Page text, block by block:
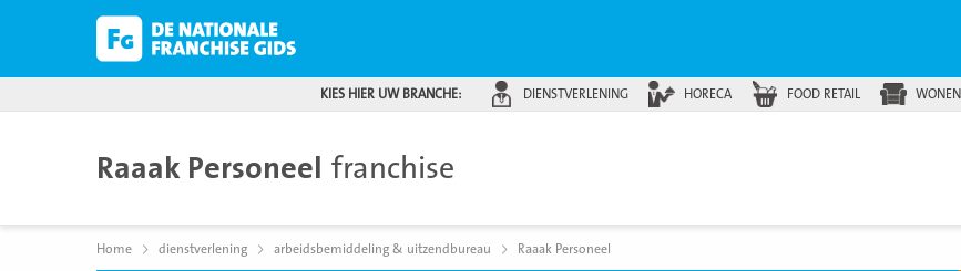
KIES HIER UW BRANCHE: DIENSTVERLENING HORECA FOOD RETAIL WONEN
Raaak Personeel franchise
Home dienstverlening arbeidsbemiddeling & uitzendbureau Raaak Personeel